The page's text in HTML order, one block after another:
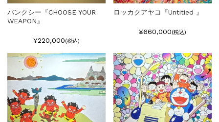
バンクシー『CHOOSE YOUR
WEAPON』
¥220,000(税込)
ロッカクアヤコ『Untitied 』
¥660,000(税込)